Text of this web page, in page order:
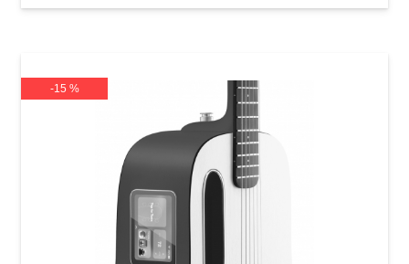
-15 %